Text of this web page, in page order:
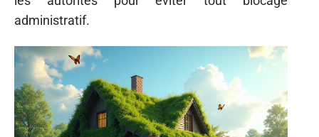
administratif.